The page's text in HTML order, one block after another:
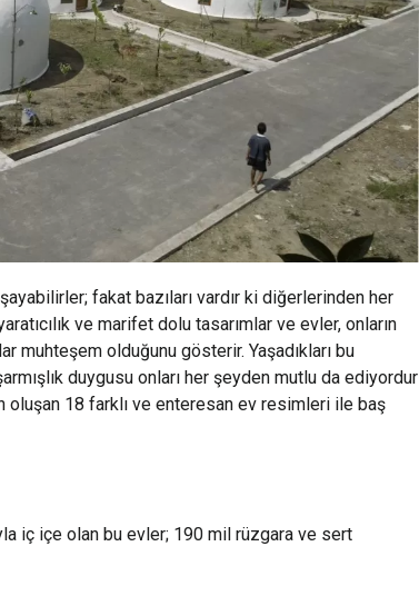
fakat bazıları vardır ki diğerlerinden her
ve marifet dolu tasarımlar ve evler, onların
muhteşem olduğunu gösterir. Yaşadıkları bu
duygusu onları her şeyden mutlu da ediyordur
18 farklı ve enteresan ev resimleri ile baş
iç içe olan bu evler; 190 mil rüzgara ve sert